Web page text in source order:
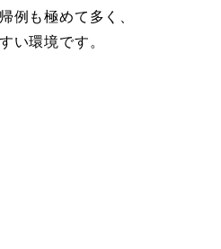
例も極めて多く、
い環境です。